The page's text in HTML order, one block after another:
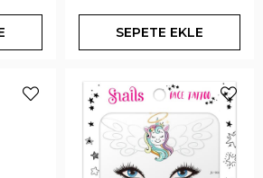
SEPETE EKLE